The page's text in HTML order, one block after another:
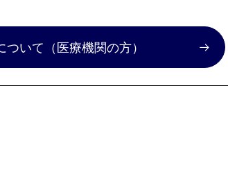
ついて （医療機関の方）